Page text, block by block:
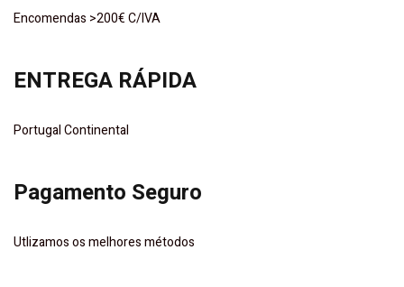
Encomendas >200€ C/IVA
ENTREGA RÁPIDA
Portugal Continental
Pagamento Seguro
Utlizamos os melhores métodos